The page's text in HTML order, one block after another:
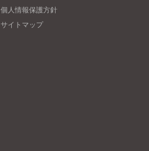
個人情報保護方針
サイトマップ